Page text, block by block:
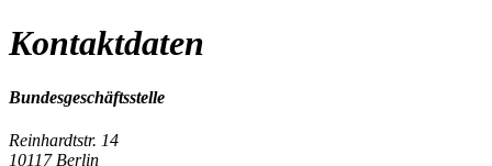
Kontaktdaten
Bundesgeschäftsstelle
Reinhardtstr. 14
10117 Berlin